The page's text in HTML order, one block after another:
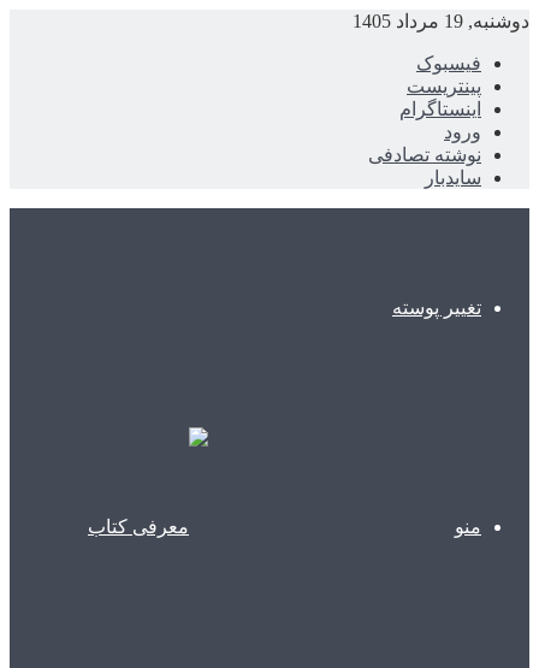
دوشنبه, 19 مرداد 1405
فیسبوک
پینتریست
اینستاگرام
ورود
نوشته تصادفی
سایدبار
تغییر پوسته
منو